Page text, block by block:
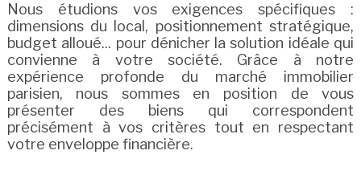
Nous étudions vos exigences spécifiques :
dimensions du local, positionnement stratégique,
budget alloué... pour dénicher la solution idéale qui
convienne à votre société. Grâce à notre
expérience profonde du marché immobilier
parisien, nous sommes en position de vous
présenter des biens qui correspondent
précisément à vos critères tout en respectant
votre enveloppe financière.